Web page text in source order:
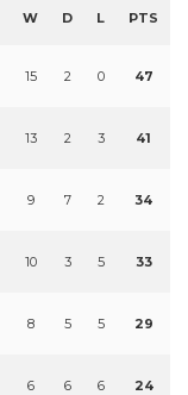
W D L PTS
15 2 0 47
13 2 3 41
9 7 2 34
10 3 5 33
8 5 5 29
6 6 6 24